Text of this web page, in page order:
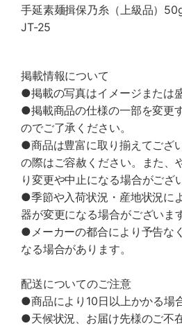
手延素麺揖保乃糸（上級品）
JT-25
掲載情報について
●掲載の写真はイメージまたは
●掲載商品の仕様の一部を変更
のでご了承ください。
●商品は豊富に取り揃えてござ
の際はご容赦ください。また、
り変更や中止になる場合がござ
●季節や入荷状況・産地状況に
器が変更になる場合がございま
●メーカーの都合により予告な
なる場合があります。
配送についてのご注意
●商品により10日以上かかる場
●天候状況、お届け先様のご不